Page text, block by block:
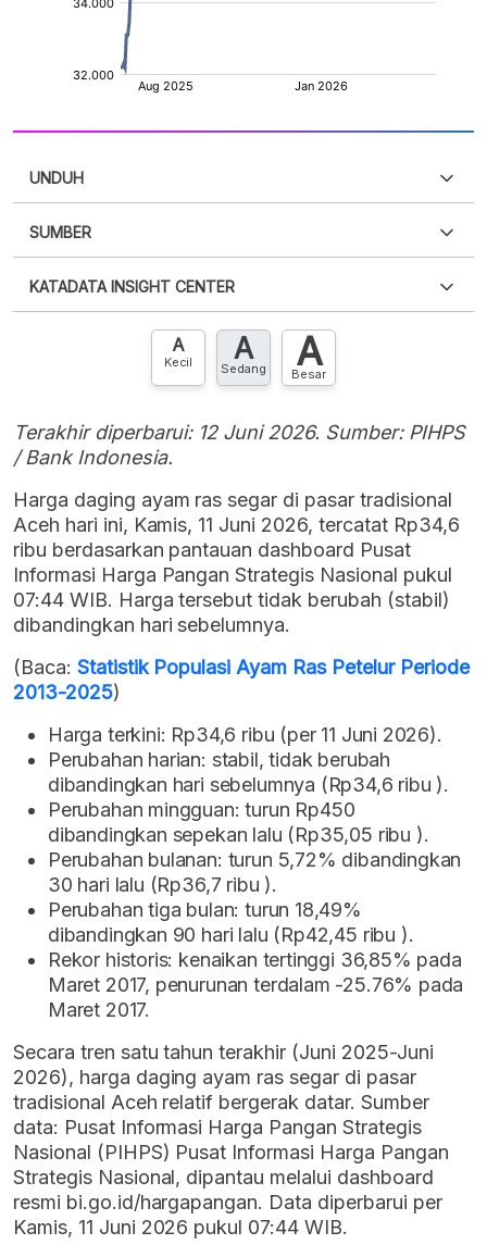
UNDUH
XLS
SUMBER
punya akun?Silakan Daftar sekarang
KATADATA INSIGHT CENTER
Hubungi sekarang »
A
Kecil A
Sedang A
Besar
Terakhir diperbarui: 12 Juni 2026. Sumber: PIHPS
/ Bank Indonesia.
Harga daging ayam ras segar di pasar tradisional
Aceh hari ini, Kamis, 11 Juni 2026, tercatat Rp34,6
ribu berdasarkan pantauan dashboard Pusat
Informasi Harga Pangan Strategis Nasional pukul
07:44 WIB. Harga tersebut tidak berubah (stabil)
dibandingkan hari sebelumnya.
(Baca: Statistik Populasi Ayam Ras Petelur Periode
2013-2025)
Harga terkini: Rp34,6 ribu (per 11 Juni 2026).
Perubahan harian: stabil, tidak berubah
dibandingkan hari sebelumnya (Rp34,6 ribu ).
Perubahan mingguan: turun Rp450
dibandingkan sepekan lalu (Rp35,05 ribu ).
Perubahan bulanan: turun 5,72% dibandingkan
30 hari lalu (Rp36,7 ribu ).
Perubahan tiga bulan: turun 18,49%
dibandingkan 90 hari lalu (Rp42,45 ribu ).
Rekor historis: kenaikan tertinggi 36,85% pada
Maret 2017, penurunan terdalam -25.76% pada
Maret 2017.
Secara tren satu tahun terakhir (Juni 2025-Juni
2026), harga daging ayam ras segar di pasar
tradisional Aceh relatif bergerak datar. Sumber
data: Pusat Informasi Harga Pangan Strategis
Nasional (PIHPS) Pusat Informasi Harga Pangan
Strategis Nasional, dipantau melalui dashboard
resmi bi.go.id/hargapangan. Data diperbarui per
Kamis, 11 Juni 2026 pukul 07:44 WIB.